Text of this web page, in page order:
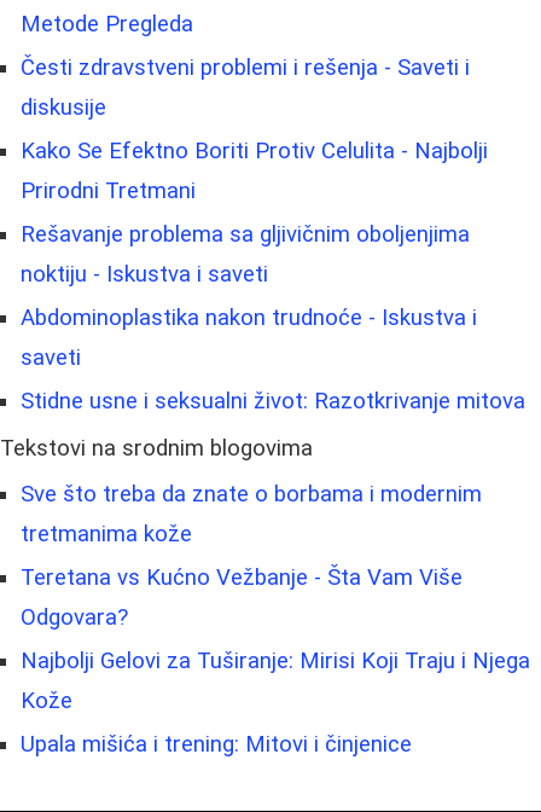
Metode Pregleda
Česti zdravstveni problemi i rešenja - Saveti i
diskusije
Kako Se Efektno Boriti Protiv Celulita - Najbolji
Prirodni Tretmani
Rešavanje problema sa gljivičnim oboljenjima
noktiju - Iskustva i saveti
Abdominoplastika nakon trudnoće - Iskustva i
saveti
Stidne usne i seksualni život: Razotkrivanje mitova
Tekstovi na srodnim blogovima
Sve što treba da znate o borbama i modernim
tretmanima kože
Teretana vs Kućno Vežbanje - Šta Vam Više
Odgovara?
Najbolji Gelovi za Tuširanje: Mirisi Koji Traju i Njega
Kože
Upala mišića i trening: Mitovi i činjenice